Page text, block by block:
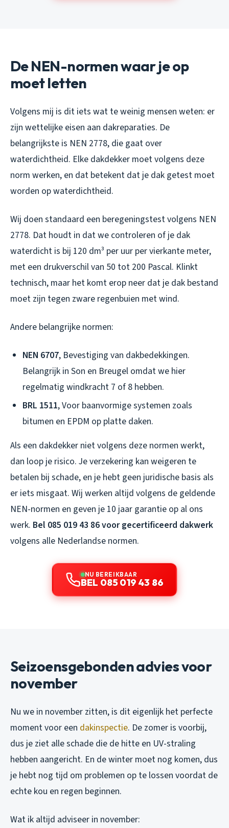
De NEN-normen waar je op
moet letten
Volgens mij is dit iets wat te weinig mensen weten: er
zijn wettelijke eisen aan dakreparaties. De
belangrijkste is NEN 2778, die gaat over
waterdichtheid. Elke dakdekker moet volgens deze
norm werken, en dat betekent dat je dak getest moet
worden op waterdichtheid.
Wij doen standaard een beregeningstest volgens NEN
2778. Dat houdt in dat we controleren of je dak
waterdicht is bij 120 dm³ per uur per vierkante meter,
met een drukverschil van 50 tot 200 Pascal. Klinkt
technisch, maar het komt erop neer dat je dak bestand
moet zijn tegen zware regenbuien met wind.
Andere belangrijke normen:
NEN 6707, Bevestiging van dakbedekkingen.
Belangrijk in Son en Breugel omdat we hier
regelmatig windkracht 7 of 8 hebben.
BRL 1511, Voor baanvormige systemen zoals
bitumen en EPDM op platte daken.
Als een dakdekker niet volgens deze normen werkt,
dan loop je risico. Je verzekering kan weigeren te
betalen bij schade, en je hebt geen juridische basis als
er iets misgaat. Wij werken altijd volgens de geldende
NEN-normen en geven je 10 jaar garantie op al ons
werk. Bel 085 019 43 86 voor gecertificeerd dakwerk
volgens alle Nederlandse normen.
NU BEREIKBAAR
BEL 085 019 43 86
Seizoensgebonden advies voor
november
Nu we in november zitten, is dit eigenlijk het perfecte
moment voor een dakinspectie. De zomer is voorbij,
dus je ziet alle schade die de hitte en UV-straling
hebben aangericht. En de winter moet nog komen, dus
je hebt nog tijd om problemen op te lossen voordat de
echte kou en regen beginnen.
Wat ik altijd adviseer in november: